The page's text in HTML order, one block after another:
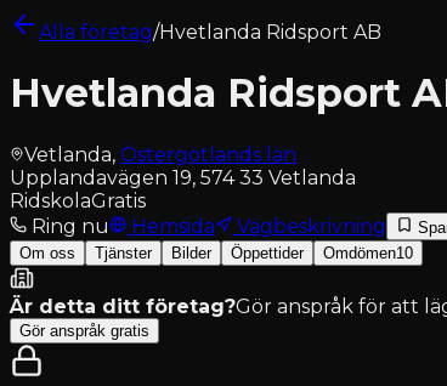
Alla företag/Hvetlanda Ridsport AB
Hvetlanda Ridsport
Vetlanda, Östergötlands län
Upplandavägen 19, 574 33 Vetlanda
RidskolaGratis
Ring nu
Hemsida Vägbeskrivning
Om oss
Tjänster Bilder Öppettider Omdömen10
Är detta ditt företag?Gör anspråk för att
Gör anspråk gratis